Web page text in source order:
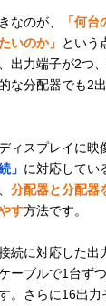
なのが、
「何
いのか」 という
出力端子が2つ
な分配器でも2
ィスプレイに映
」 に対応してい
分配器と分配器
す方法です。
続に対応した出
ーブルで1台ず
。さらに16出力